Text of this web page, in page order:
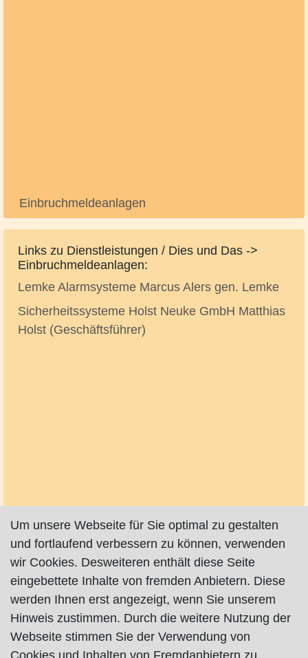
Einbruchmeldeanlagen
Links zu Dienstleistungen / Dies und Das ->
Einbruchmeldeanlagen:
Lemke Alarmsysteme Marcus Alers gen. Lemke
Sicherheitssysteme Holst Neuke GmbH Matthias
Holst (Geschäftsführer)
Um unsere Webseite für Sie optimal zu gestalten
und fortlaufend verbessern zu können, verwenden
wir Cookies. Desweiteren enthält diese Seite
eingebettete Inhalte von fremden Anbietern. Diese
werden Ihnen erst angezeigt, wenn Sie unserem
Hinweis zustimmen. Durch die weitere Nutzung der
Webseite stimmen Sie der Verwendung von
Cookies und Inhalten von Fremdanbietern zu.